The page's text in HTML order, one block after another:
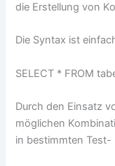
die Erstellung von
Die Syntax ist
SELECT * FROM
Durch den Einsatz
möglichen
in bestimmten Test-